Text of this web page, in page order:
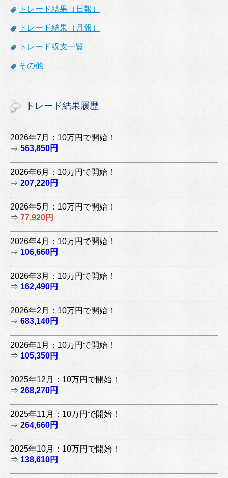
トレード結果（日報）
トレード結果（月報）
トレード収支一覧
その他
トレード結果履歴
2026年7月：10万円で開始！
⇒ 563,850円
2026年6月：10万円で開始！
⇒ 207,220円
2026年5月：10万円で開始！
⇒ 77,920円
2026年4月：10万円で開始！
⇒ 106,660円
2026年3月：10万円で開始！
⇒ 162,490円
2026年2月：10万円で開始！
⇒ 683,140円
2026年1月：10万円で開始！
⇒ 105,350円
2025年12月：10万円で開始！
⇒ 268,270円
2025年11月：10万円で開始！
⇒ 264,660円
2025年10月：10万円で開始！
⇒ 138,610円